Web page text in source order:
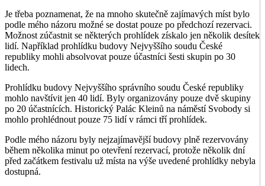
Je třeba poznamenat, že na mnoho skutečně zajímavých míst bylo
podle mého názoru možné se dostat pouze po předchozí rezervaci.
Možnost zúčastnit se některých prohlídek získalo jen několik desítek
lidí. Například prohlídku budovy Nejvyššího soudu České
republiky mohli absolvovat pouze účastníci šesti skupin po 30
lidech.
Prohlídku budovy Nejvyššího správního soudu České republiky
mohlo navštívit jen 40 lidí. Byly organizovány pouze dvě skupiny
po 20 účastnících. Historický Palác Kleinů na náměstí Svobody si
mohlo prohlédnout pouze 75 lidí v rámci tří prohlídek.
Podle mého názoru byly nejzajímavější budovy plně rezervovány
během několika minut po otevření rezervací, protože několik dní
před začátkem festivalu už místa na výše uvedené prohlídky nebyla
dostupná.